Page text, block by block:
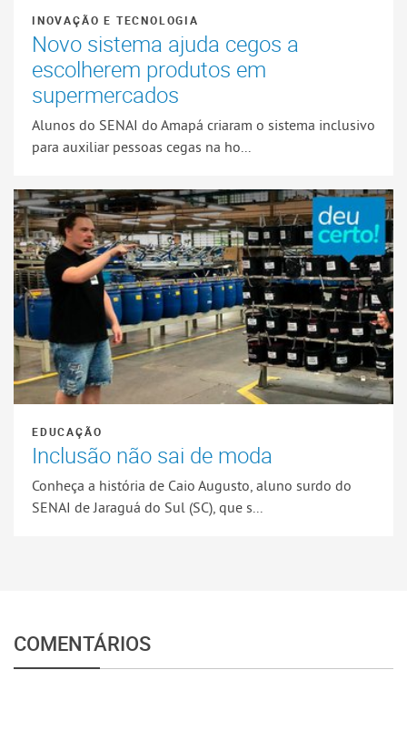
INOVAÇÃO E TECNOLOGIA
Novo sistema ajuda cegos a
escolherem produtos em
supermercados
Alunos do SENAI do Amapá criaram o sistema inclusivo
para auxiliar pessoas cegas na ho...
EDUCAÇÃO
Inclusão não sai de moda
Conheça a história de Caio Augusto, aluno surdo do
SENAI de Jaraguá do Sul (SC), que s...
COMENTÁRIOS